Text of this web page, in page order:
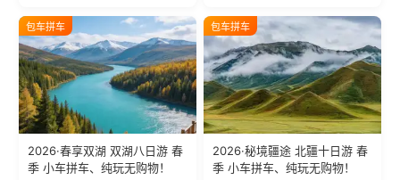
绝美瞬间。 赛湖坦克300跟车视
频：专业摄影师...
瓦人最大村落——禾木村，欣赏
晨雾与小木...
包车拼车
2026·春享双湖 双湖八日游 春
季 小车拼车、纯玩无购物！
包车拼车
2026·秘境疆途 北疆十日游 春
季 小车拼车、纯玩无购物！